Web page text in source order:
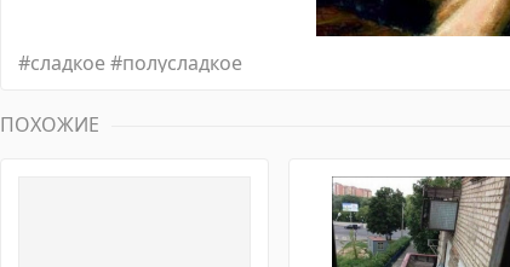
#сладкое#полусладкое
ПОХОЖИЕ